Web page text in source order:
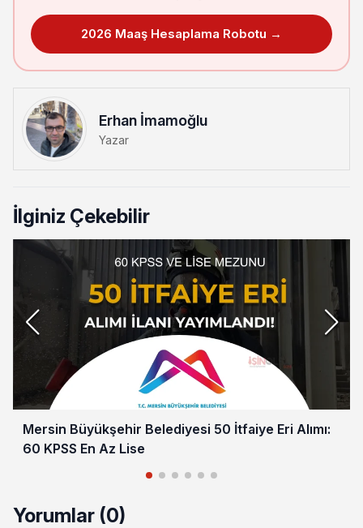
2026 Maaş Hesaplama Robotu →
Erhan İmamoğlu
Yazar
İlginiz Çekebilir
Mersin Büyükşehir Belediyesi 50 İtfaiye Eri Alımı:
60 KPSS En Az Lise
Yorumlar (0)